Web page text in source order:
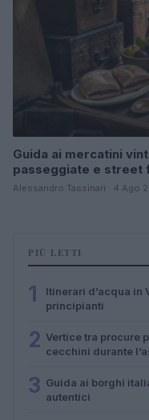
Guida ai mercatini
passeggiate e street
Alessandro Tassinari · 4 Ago
PIÙ LETTI
1
Itinerari d’acqua in
principianti
2 Vertice tra procure
cecchini durante
3 Guida ai borghi
autentici